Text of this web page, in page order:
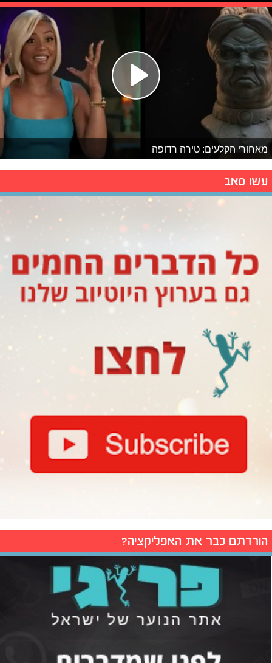
מאחורי הקלעים: טירה רדופה
עשו סאב
הורדתם כבר את האפליקציה?